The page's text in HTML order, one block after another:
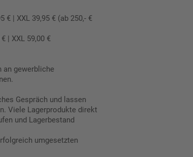
€ | XXL 39,95 € (ab 250,- €
| XXL 59,00 €
an gewerbliche
Gespräch und lassen
Viele Lagerprodukte direkt
und Lagerbestand
umgesetzten